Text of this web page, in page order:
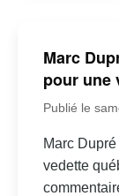
Marc
pour une
Publié le
Marc
vedette